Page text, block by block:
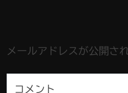
メールアドレスが公開さ
コメント